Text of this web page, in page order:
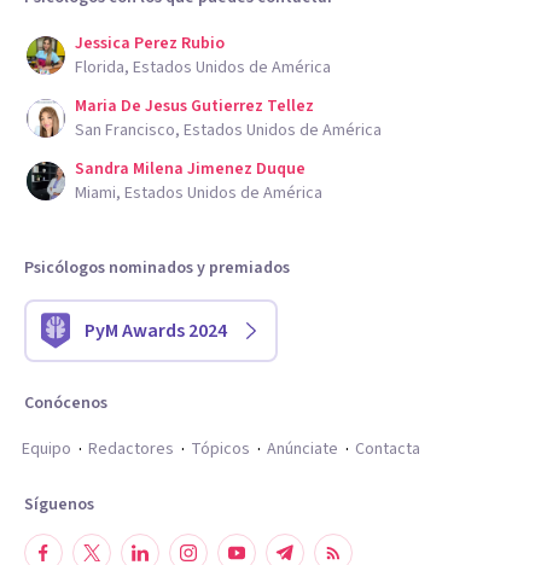
Jessica Perez Rubio
Florida, Estados Unidos de América
Maria De Jesus Gutierrez Tellez
San Francisco, Estados Unidos de América
Sandra Milena Jimenez Duque
Miami, Estados Unidos de América
Psicólogos nominados y premiados
PyM Awards 2024
Conócenos
Equipo
Redactores Tópicos Anúnciate Contacta
Síguenos